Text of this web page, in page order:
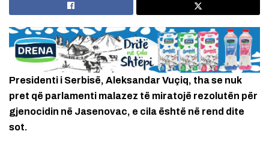
Presidenti i Serbisë, Aleksandar Vuçiq, tha se nuk
pret që parlamenti malazez të miratojë rezolutën për
gjenocidin në Jasenovac, e cila është në rend dite
sot.